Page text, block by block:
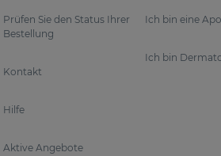
Prüfen Sie den Status Ihrer
Bestellung
Kontakt
Hilfe
Aktive Angebote
Ich bin eine
Ich bin